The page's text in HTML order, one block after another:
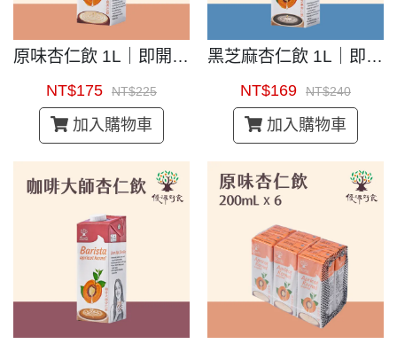
原味杏仁飲 1L｜即開即飲杏仁茶
NT$175 NT$225
加入購物車
黑芝麻杏仁飲 1L｜即開即飲杏仁茶
NT$169 NT$240
加入購物車